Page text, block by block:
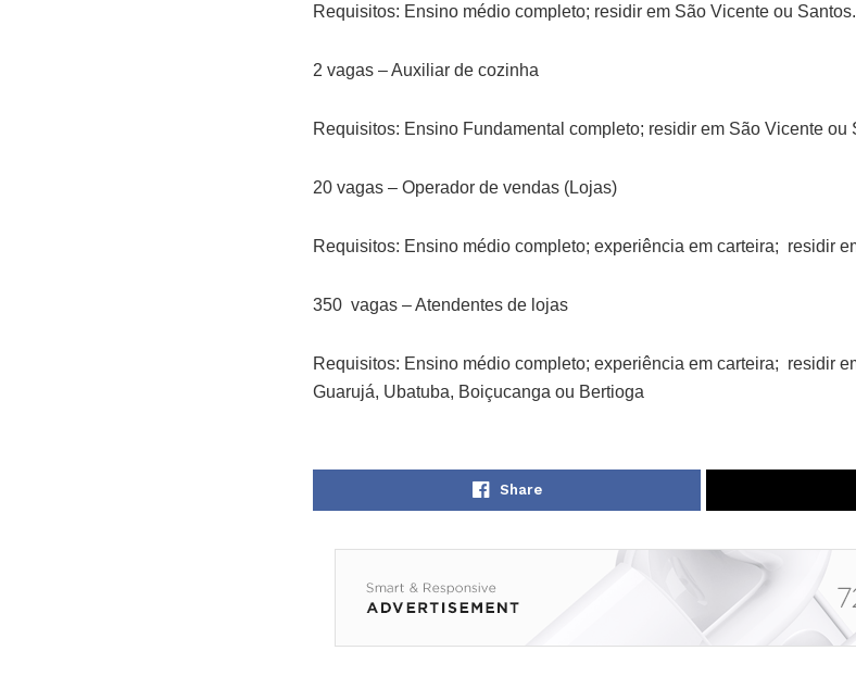
Requisitos: Ensino médio completo; residir em São Vicente ou Santos.
2 vagas – Auxiliar de cozinha
Requisitos: Ensino Fundamental completo; residir em São Vicente ou
20 vagas – Operador de vendas (Lojas)
Requisitos: Ensino médio completo; experiência em carteira; residir
350 vagas – Atendentes de lojas
Requisitos: Ensino médio completo; experiência em carteira; residir
Guarujá, Ubatuba, Boiçucanga ou Bertioga
Share